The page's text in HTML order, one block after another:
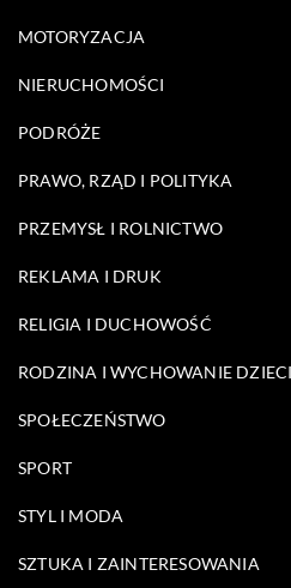
MOTORYZACJA
NIERUCHOMOŚCI
PODRÓŻE
PRAWO, RZĄD I POLITYKA
PRZEMYSŁ I ROLNICTWO
REKLAMA I DRUK
RELIGIA I DUCHOWOŚĆ
RODZINA I WYCHOWANIE DZIECI
SPOŁECZEŃSTWO
SPORT
STYL I MODA
SZTUKA I ZAINTERESOWANIA